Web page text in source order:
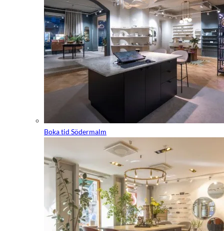
Boka tid Södermalm